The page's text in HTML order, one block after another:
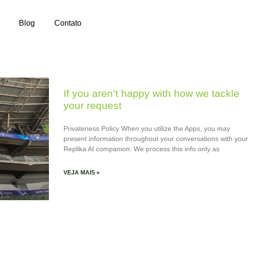
Blog Contato
If you aren’t happy with how we tackle
your request
Privateness Policy When you utilize the Apps, you may
present information throughout your conversations with your
Replika AI companion. We process this info only as
VEJA MAIS »